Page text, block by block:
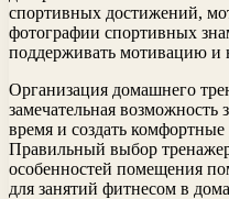
спортивных достижений,
фотографии спортивных
поддерживать мотивацию и
Организация домашнего
замечательная возможность
время и создать
Правильный выбор
особенностей помещения
для занятий фитнесом в